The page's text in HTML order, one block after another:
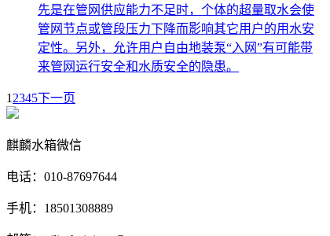
先是在管网供应能力不足时，个体的超量取水会使
管网节点或管段压力下降而影响其它用户的用水安
定性。另外，允许用户自由地装泵“入网”有可能带
来管网运行安全和水质安全的隐患。
1 2345下一页
麒麟水箱微信
电话：010-87697644
手机：18501308889